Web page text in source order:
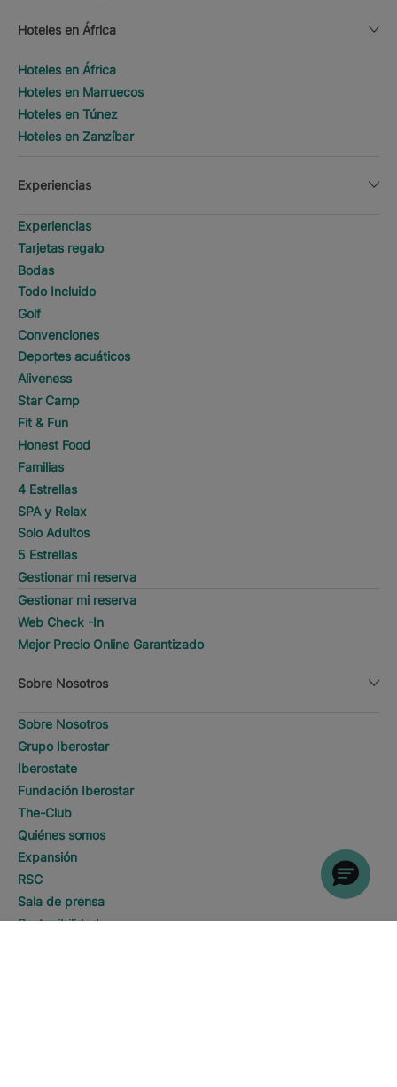
Hoteles en África
Hoteles en África
Hoteles en Marruecos
Hoteles en Túnez
Hoteles en Zanzíbar
Experiencias
Experiencias
Tarjetas regalo
Bodas
Todo Incluido
Golf
Convenciones
Deportes acuáticos
Aliveness
Star Camp
Fit & Fun
Honest Food
Familias
4 Estrellas
SPA y Relax
Solo Adultos
5 Estrellas
Gestionar mi reserva
Gestionar mi reserva
Web Check -In
Mejor Precio Online Garantizado
Sobre Nosotros
Sobre Nosotros
Grupo Iberostar
Iberostate
Fundación Iberostar
The-Club
Quiénes somos
Expansión
RSC
Sala de prensa
Sostenibilidad